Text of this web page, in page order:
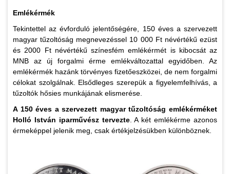
Emlékérmék
Tekintettel az évforduló jelentőségére, 150 éves a szervezett
magyar tűzoltóság megnevezéssel 10 000 Ft névértékű ezüst
és 2000 Ft névértékű színesfém emlékérmét is kibocsát az
MNB az új forgalmi érme emlékváltozattal egyidőben. Az
emlékérmék hazánk törvényes fizetőeszközei, de nem forgalmi
célokat szolgálnak. Elsődleges szerepük a figyelemfelhívás, a
tűzoltók hősies munkájának elismerése.
A 150 éves a szervezett magyar tűzoltóság emlékérméket
Holló István iparművész tervezte. A két emlékérme azonos
érmeképpel jelenik meg, csak értékjelzésükben különböznek.